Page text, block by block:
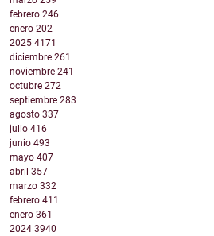
febrero 246
enero 202
2025 4171
diciembre 261
noviembre 241
octubre 272
septiembre 283
agosto 337
julio 416
junio 493
mayo 407
abril 357
marzo 332
febrero 411
enero 361
2024 3940